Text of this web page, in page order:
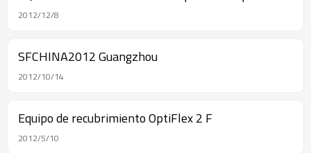
2012/12/8
SFCHINA2012 Guangzhou
2012/10/14
Equipo de recubrimiento OptiFlex 2 F
2012/5/10